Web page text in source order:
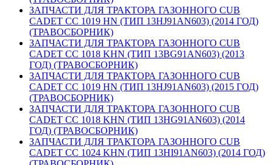
ЗАПЧАСТИ ДЛЯ ТРАКТОРА ГАЗОННОГО CUB
CADET CC 1019 HN (ТИП 13HJ91AN603) (2014 ГОД)
(ТРАВОСБОРНИК)
ЗАПЧАСТИ ДЛЯ ТРАКТОРА ГАЗОННОГО CUB
CADET CC 1018 KHN (ТИП 13BG91AN603) (2013
ГОД) (ТРАВОСБОРНИК)
ЗАПЧАСТИ ДЛЯ ТРАКТОРА ГАЗОННОГО CUB
CADET CC 1019 HN (ТИП 13HJ91AN603) (2015 ГОД)
(ТРАВОСБОРНИК)
ЗАПЧАСТИ ДЛЯ ТРАКТОРА ГАЗОННОГО CUB
CADET CC 1018 KHN (ТИП 13HG91AN603) (2014
ГОД) (ТРАВОСБОРНИК)
ЗАПЧАСТИ ДЛЯ ТРАКТОРА ГАЗОННОГО CUB
CADET CC 1024 KHN (ТИП 13HI91AN603) (2014 ГОД)